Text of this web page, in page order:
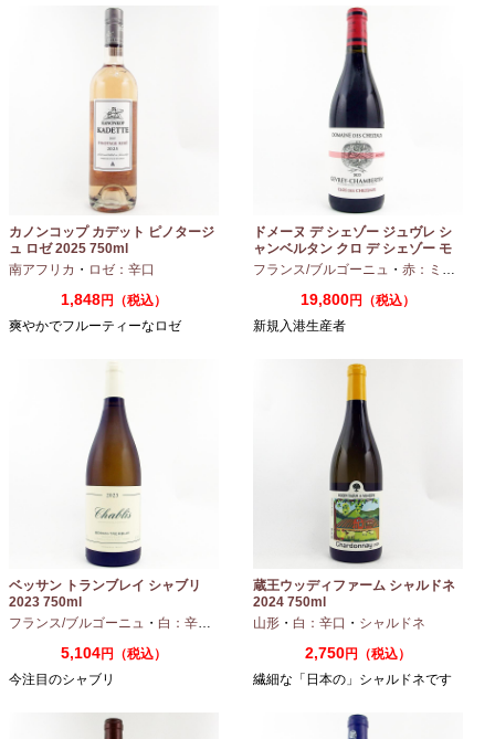
カノンコップ カデット ピノタージ
ュ ロゼ 2025 750ml
南アフリカ ・ ロゼ：辛口
1,848円（税込）
爽やかでフルーティーなロゼ
ドメーヌ デ シェゾー ジュヴレ シ
ャンベルタン クロ デ シェゾー モ
ノポール 2023 750ml
フランス/ブルゴーニュ ・ 赤：ミディアムボディ
19,800円（税込）
新規入港生産者
ベッサン トランブレイ シャブリ
2023 750ml
フランス/ブルゴーニュ ・ 白：辛口 シャルドネ
5,104円（税込）
今注目のシャブリ
蔵王ウッディファーム シャルドネ
2024 750ml
山形 ・ 白：辛口 ・ シャルドネ
2,750円（税込）
繊細な「日本の」シャルドネです